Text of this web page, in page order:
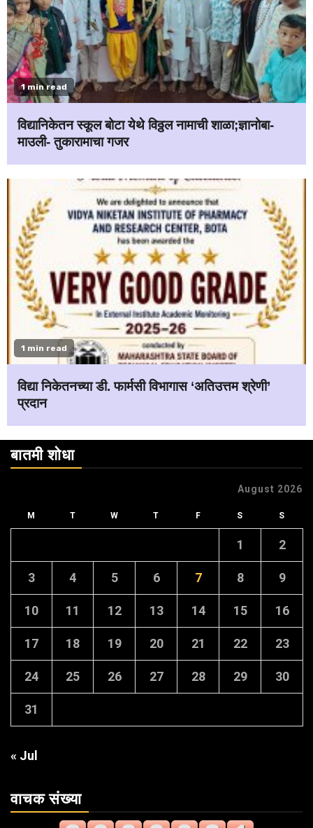
1 min read
विद्यानिकेतन स्कूल बोटा येथे विठ्ठल नामाची शाळा;ज्ञानोबा-
माउली- तुकारामाचा गजर
1 min read
विद्या निकेतनच्या डी. फार्मसी विभागास ‘अतिउत्तम श्रेणी’
प्रदान
बातमी शोधा
August 2026
M T W T F S S
1 2
3 4 5 6 7 8 9
10 11 12 13 14 15 16
17 18 19 20 21 22 23
24 25 26 27 28 29 30
31
« Jul
वाचक संख्या